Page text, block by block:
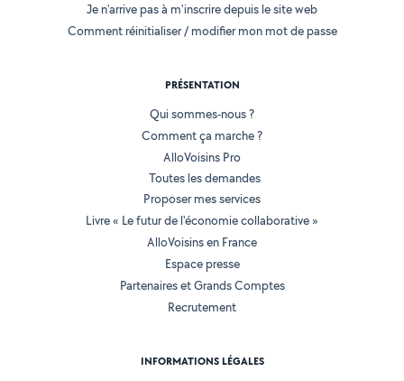
Je n'arrive pas à m'inscrire depuis le site web
Comment réinitialiser / modifier mon mot de passe
PRÉSENTATION
Qui sommes-nous ?
Comment ça marche ?
AlloVoisins Pro
Toutes les demandes
Proposer mes services
Livre « Le futur de l'économie collaborative »
AlloVoisins en France
Espace presse
Partenaires et Grands Comptes
Recrutement
INFORMATIONS LÉGALES